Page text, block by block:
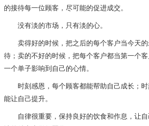
的接待每一位顾客，尽可能的促进成交。
没有淡的市场，只有淡的心。
卖得好的时候，把之后的每个客户当今天的
待；卖的不好的时候，把每个客户都当第一个
一个单子影响到自己的心情。
时刻感恩，每个顾客都能帮助自己成长；时
能让自己提升。
自律很重要，保持良好的饮食和作息，让自